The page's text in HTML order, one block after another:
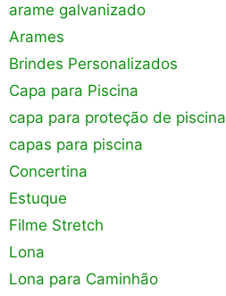
arame galvanizado
Arames
Brindes Personalizados
Capa para Piscina
capa para proteção de piscina
capas para piscina
Concertina
Estuque
Filme Stretch
Lona
Lona para Caminhão